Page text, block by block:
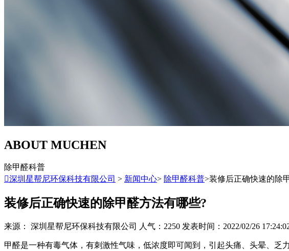
ABOUT MUCHEN
除甲醛科普
深圳星帮尼环保科技有限公司 > 新闻中心> 除甲醛科普>装修后正确快速的除
装修后正确快速的除甲醛方法有哪些?
来源： 深圳星帮尼环保科技有限公司 人气：2250 发表时间：2022/02/26
甲醛是一种有毒气体，有刺激性气味，低浓度即可闻到，引起头痛、头晕、乏